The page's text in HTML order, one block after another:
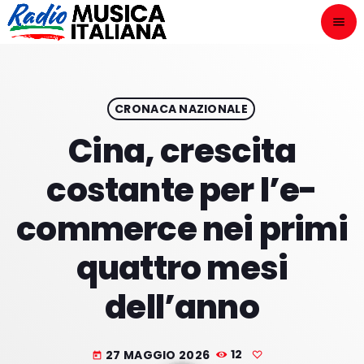
menu
NOVITÀ DISCOGRAFICHE
CRONACA NAZIONALE
Cina, crescita
costante per l’e-
commerce nei primi
quattro mesi
dell’anno
today 27 MAGGIO 2026 12